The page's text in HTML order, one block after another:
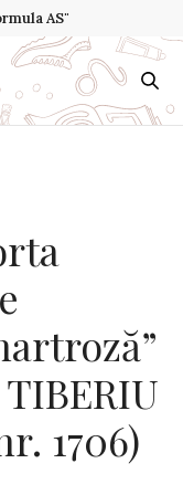
AS"
1706)